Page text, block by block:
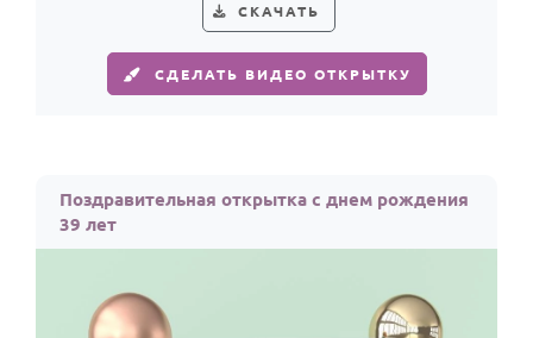
СКАЧАТЬ
СДЕЛАТЬ ВИДЕО ОТКРЫТКУ
Поздравительная открытка с днем рождения
39 лет